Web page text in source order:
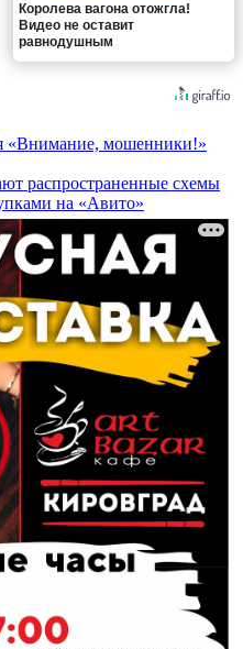
Королева вагона отожгла!
Видео не оставит
равнодушным
«Внимание, мошенники!»
распространенные схемы
на «Авито»